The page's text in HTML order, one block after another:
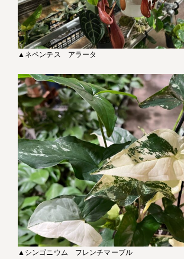
▲ネペンテス アラータ
▲シンゴニウム フレンチマーブル